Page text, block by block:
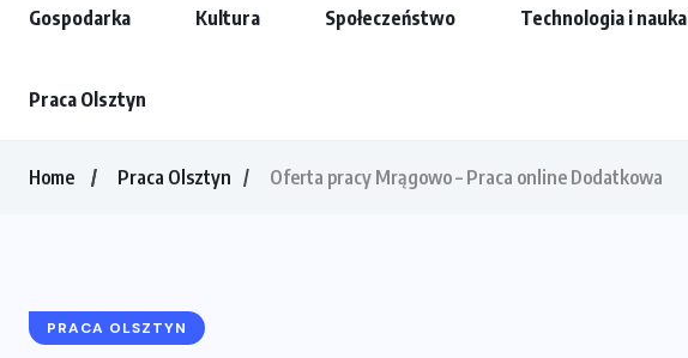
Gospodarka Kultura Społeczeństwo Technologia i nauka
Praca Olsztyn
Home Praca Olsztyn Oferta pracy Mrągowo – Praca online Dodatkowa
PRACA OLSZTYN